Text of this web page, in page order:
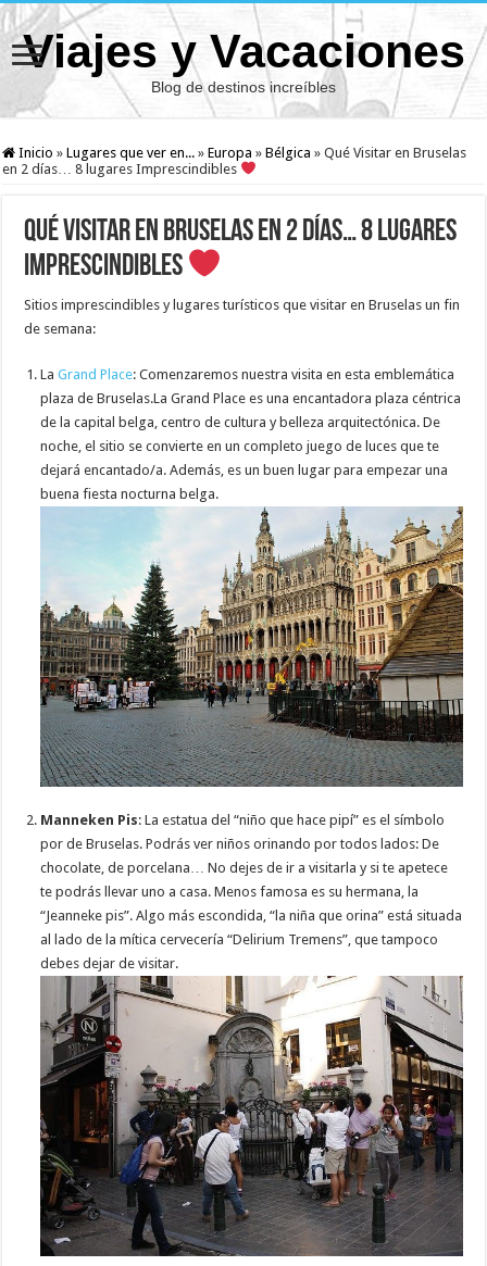
Viajes y Vacaciones
Blog de destinos increíbles
Inicio » Lugares que ver en... » Europa » Bélgica » Qué Visitar en Bruselas
en 2 días… 8 lugares Imprescindibles
Qué Visitar en Bruselas en 2 días… 8 lugares
Imprescindibles
Sitios imprescindibles y lugares turísticos que visitar en Bruselas un fin
de semana:
LaGrand Place: Comenzaremos nuestra visita en esta emblemática
plaza de Bruselas.La Grand Place es una encantadora plaza céntrica
de la capital belga, centro de cultura y belleza arquitectónica. De
noche, el sitio se convierte en un completo juego de luces que te
dejará encantado/a. Además, es un buen lugar para empezar una
buena fiesta nocturna belga.
Manneken Pis: La estatua del “niño que hace pipí” es el símbolo
por de Bruselas. Podrás ver niños orinando por todos lados: De
chocolate, de porcelana… No dejes de ir a visitarla y si te apetece
te podrás llevar uno a casa. Menos famosa es su hermana, la
“Jeanneke pis”. Algo más escondida, “la niña que orina” está situada
al lado de la mítica cervecería “Delirium Tremens”, que tampoco
debes dejar de visitar.